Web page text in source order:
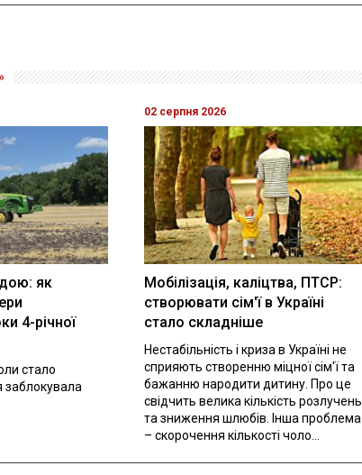
як
4-річної
стало
заблокувала
02 серпня 2026
Мобілізація, каліцтва, ПТСР:
створювати сім'ї в Україні
стало складніше
Нестабільність і криза в Україні не
сприяють створенню міцної сім'ї та
бажанню народити дитину. Про це
свідчить велика кількість розлучень
та зниження шлюбів. Інша проблема
– скорочення кількості чоло...